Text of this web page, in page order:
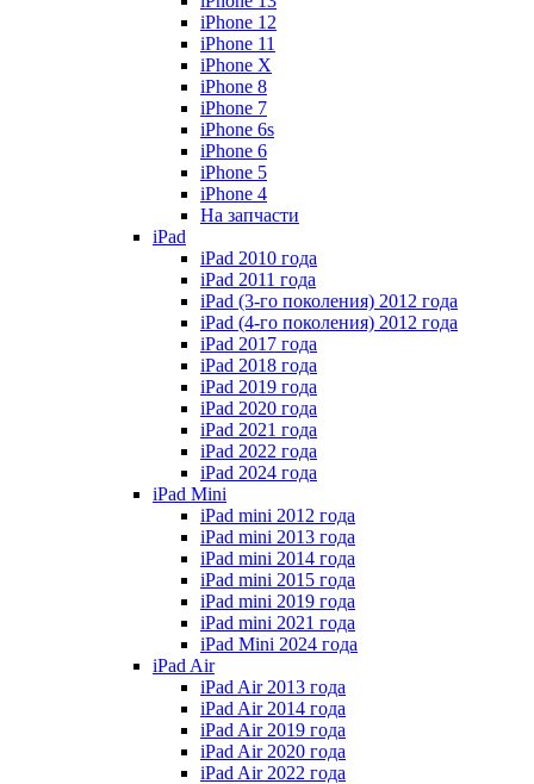
iPhone 12
iPhone 11
iPhone X
iPhone 8
iPhone 7
iPhone 6s
iPhone 6
iPhone 5
iPhone 4
На запчасти
iPad
iPad 2010 года
iPad 2011 года
iPad (3-го поколения) 2012 года
iPad (4-го поколения) 2012 года
iPad 2017 года
iPad 2018 года
iPad 2019 года
iPad 2020 года
iPad 2021 года
iPad 2022 года
iPad 2024 года
iPad Mini
iPad mini 2012 года
iPad mini 2013 года
iPad mini 2014 года
iPad mini 2015 года
iPad mini 2019 года
iPad mini 2021 года
iPad Mini 2024 года
iPad Air
iPad Air 2013 года
iPad Air 2014 года
iPad Air 2019 года
iPad Air 2020 года
iPad Air 2022 года